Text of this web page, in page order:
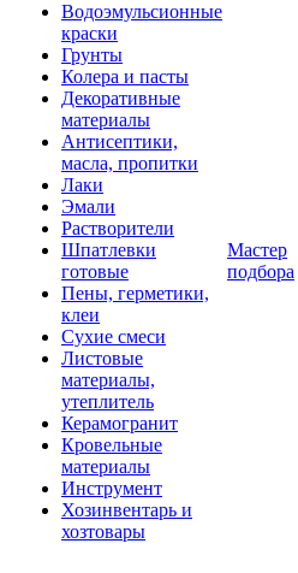
Водоэмульсионные
краски
Грунты
Колера и пасты
Декоративные
материалы
Антисептики,
масла, пропитки
Лаки
Эмали
Растворители
Шпатлевки
готовые
Пены, герметики,
клеи
Сухие смеси
Листовые
материалы,
утеплитель
Керамогранит
Кровельные
материалы
Инструмент
Хозинвентарь и
хозтовары
Мастер
подбора